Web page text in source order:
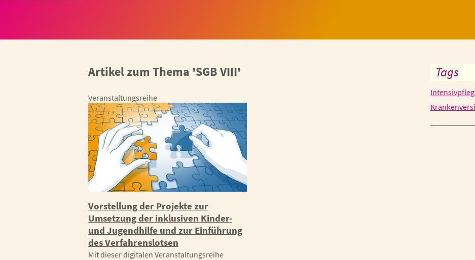
Artikel zum Thema 'SGB VIII'
Veranstaltungsreihe
Vorstellung der Projekte zur
Umsetzung der inklusiven Kinder-
und Jugendhilfe und zur Einführung
des Verfahrenslotsen
Mit dieser digitalen Veranstaltungsreihe
Tags